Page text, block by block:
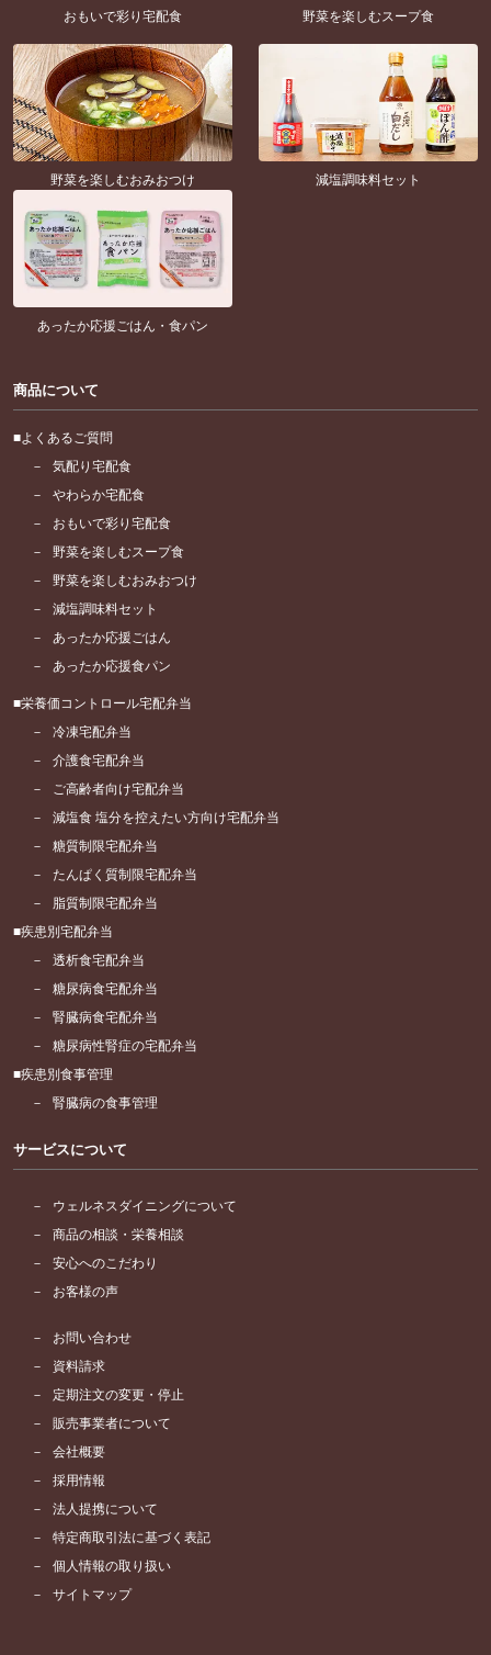
おもいで彩り宅配食 野菜を楽しむスープ食
野菜を楽しむおみおつけ 減塩調味料セット
あったか応援ごはん・食パン
商品について
よくあるご質問
気配り宅配食
やわらか宅配食
おもいで彩り宅配食
野菜を楽しむスープ食
野菜を楽しむおみおつけ
減塩調味料セット
あったか応援ごはん
あったか応援食パン
栄養価コントロール宅配弁当
冷凍宅配弁当
介護食宅配弁当
ご高齢者向け宅配弁当
減塩食 塩分を控えたい方向け宅配弁当
糖質制限宅配弁当
たんぱく質制限宅配弁当
脂質制限宅配弁当
疾患別宅配弁当
透析食宅配弁当
糖尿病食宅配弁当
腎臓病食宅配弁当
糖尿病性腎症の宅配弁当
疾患別食事管理
腎臓病の食事管理
サービスについて
ウェルネスダイニングについて
商品の相談・栄養相談
安心へのこだわり
お客様の声
お問い合わせ
資料請求
定期注文の変更・停止
販売事業者について
会社概要
採用情報
法人提携について
特定商取引法に基づく表記
個人情報の取り扱い
サイトマップ